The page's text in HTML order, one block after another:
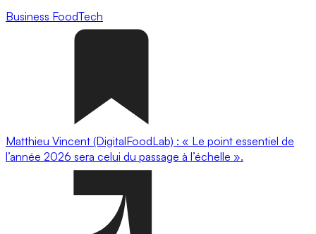
Business FoodTech
Matthieu Vincent (DigitalFoodLab) : « Le point essentiel de
l’année 2026 sera celui du passage à l’échelle ».